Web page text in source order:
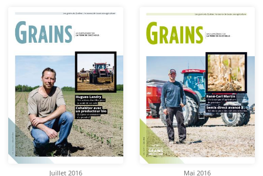
Juillet 2016 Mai 2016